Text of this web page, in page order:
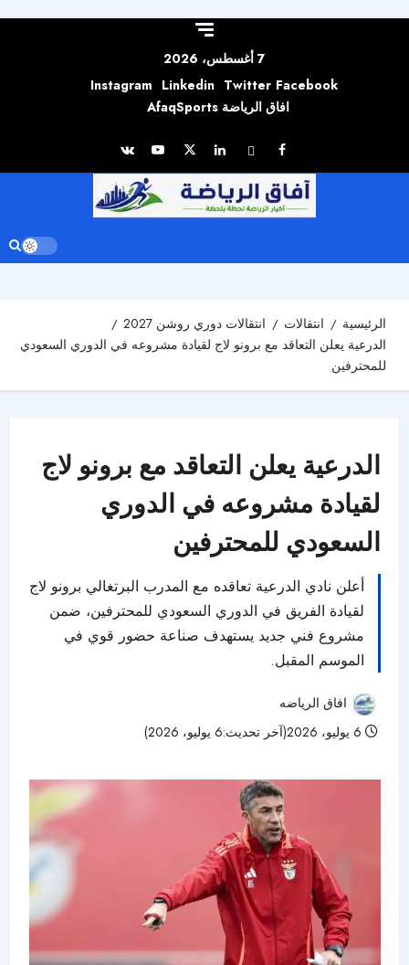
7 أغسطس، 2026
Facebook
Twitter
Linkedin
Instagram
افاق الرياضة AfaqSports
الرئيسية انتقالات
انتقالات دوري روشن 2027
الدرعية يعلن التعاقد مع برونو لاج لقيادة مشروعه في الدوري السعودي
للمحترفين
الدرعية يعلن التعاقد مع برونو لاج
لقيادة مشروعه في الدوري
السعودي للمحترفين
أعلن نادي الدرعية تعاقده مع المدرب البرتغالي برونو لاج
لقيادة الفريق في الدوري السعودي للمحترفين، ضمن
مشروع فني جديد يستهدف صناعة حضور قوي في
الموسم المقبل.
افاق الرياضه